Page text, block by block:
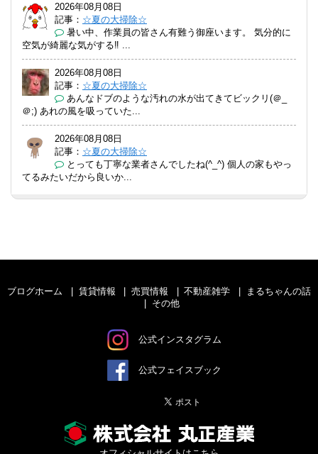
2026年08月08日
記事： ☆夏の大掃除☆
暑い中、作業員の皆さん有難う御座います。 気分的に
空気が綺麗な気がする‼️ ...
2026年08月08日
記事： ☆夏の大掃除☆
あんなドブのような汚れの水が出てきてビックリ(＠_
＠;) あれの風を吸っていた...
2026年08月08日
記事： ☆夏の大掃除☆
とっても丁寧な業者さんでしたね(^_^) 個人の家もやっ
てるみたいだから良いか...
ブログホーム 賃貸情報 売買情報 不動産雑学
まるちゃんの話
その他
公式インスタグラム
公式フェイスブック